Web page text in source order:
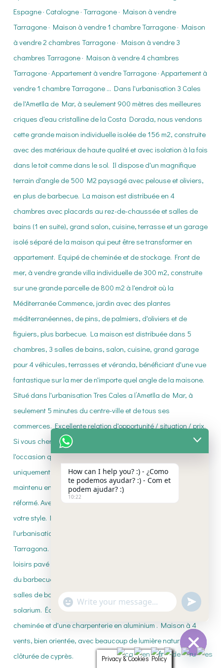
Privacy & Cookies Policy
How can I help you? :) - ¿Como
te podemos ayudar? :) - Com et
podem ajudar? :)
10:22
WhatsApp
Message